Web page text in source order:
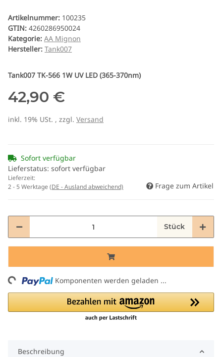
Artikelnummer: 100235
GTIN: 4260286950024
Kategorie: AA Mignon
Hersteller: Tank007
Tank007 TK-566 1W UV LED (365-370nm)
42,90 €
inkl. 19% USt. , zzgl. Versand
Sofort verfügbar
Lieferstatus: sofort verfügbar
Lieferzeit:
2 - 5 Werktage (DE - Ausland abweichend) Frage zum Artikel
Stück
Loading... Komponenten werden geladen ...
Beschreibung